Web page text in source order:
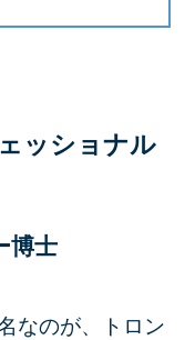
ッショナル
博士
なのが、トロン